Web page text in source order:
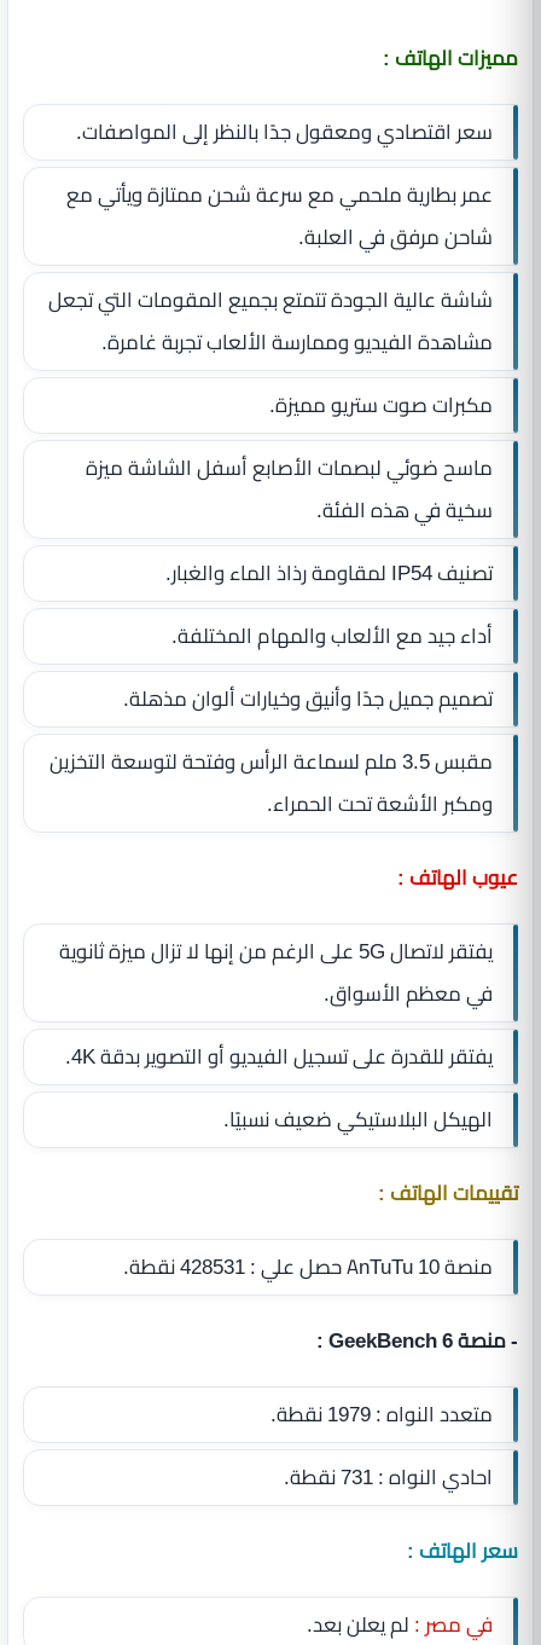
مميزات الهاتف :
سعر اقتصادي ومعقول جدًا بالنظر إلى المواصفات.
عمر بطارية ملحمي مع سرعة شحن ممتازة ويأتي مع
شاحن مرفق في العلبة.
شاشة عالية الجودة تتمتع بجميع المقومات التي تجعل
مشاهدة الفيديو وممارسة الألعاب تجربة غامرة.
مكبرات صوت ستريو مميزة.
ماسح ضوئي لبصمات الأصابع أسفل الشاشة ميزة
سخية في هذه الفئة.
تصنيف IP54 لمقاومة رذاذ الماء والغبار.
أداء جيد مع الألعاب والمهام المختلفة.
تصميم جميل جدًا وأنيق وخيارات ألوان مذهلة.
مقبس 3.5 ملم لسماعة الرأس وفتحة لتوسعة التخزين
ومكبر الأشعة تحت الحمراء.
عيوب الهاتف :
يفتقر لاتصال 5G على الرغم من إنها لا تزال ميزة ثانوية
في معظم الأسواق.
يفتقر للقدرة على تسجيل الفيديو أو التصوير بدقة 4K.
الهيكل البلاستيكي ضعيف نسبيًا.
تقييمات الهاتف :
منصة AnTuTu 10 حصل علي : 428531 نقطة.
- منصة GeekBench 6 :
متعدد النواه : 1979 نقطة.
احادي النواه : 731 نقطة.
سعر الهاتف :
في مصر :لم يعلن بعد.